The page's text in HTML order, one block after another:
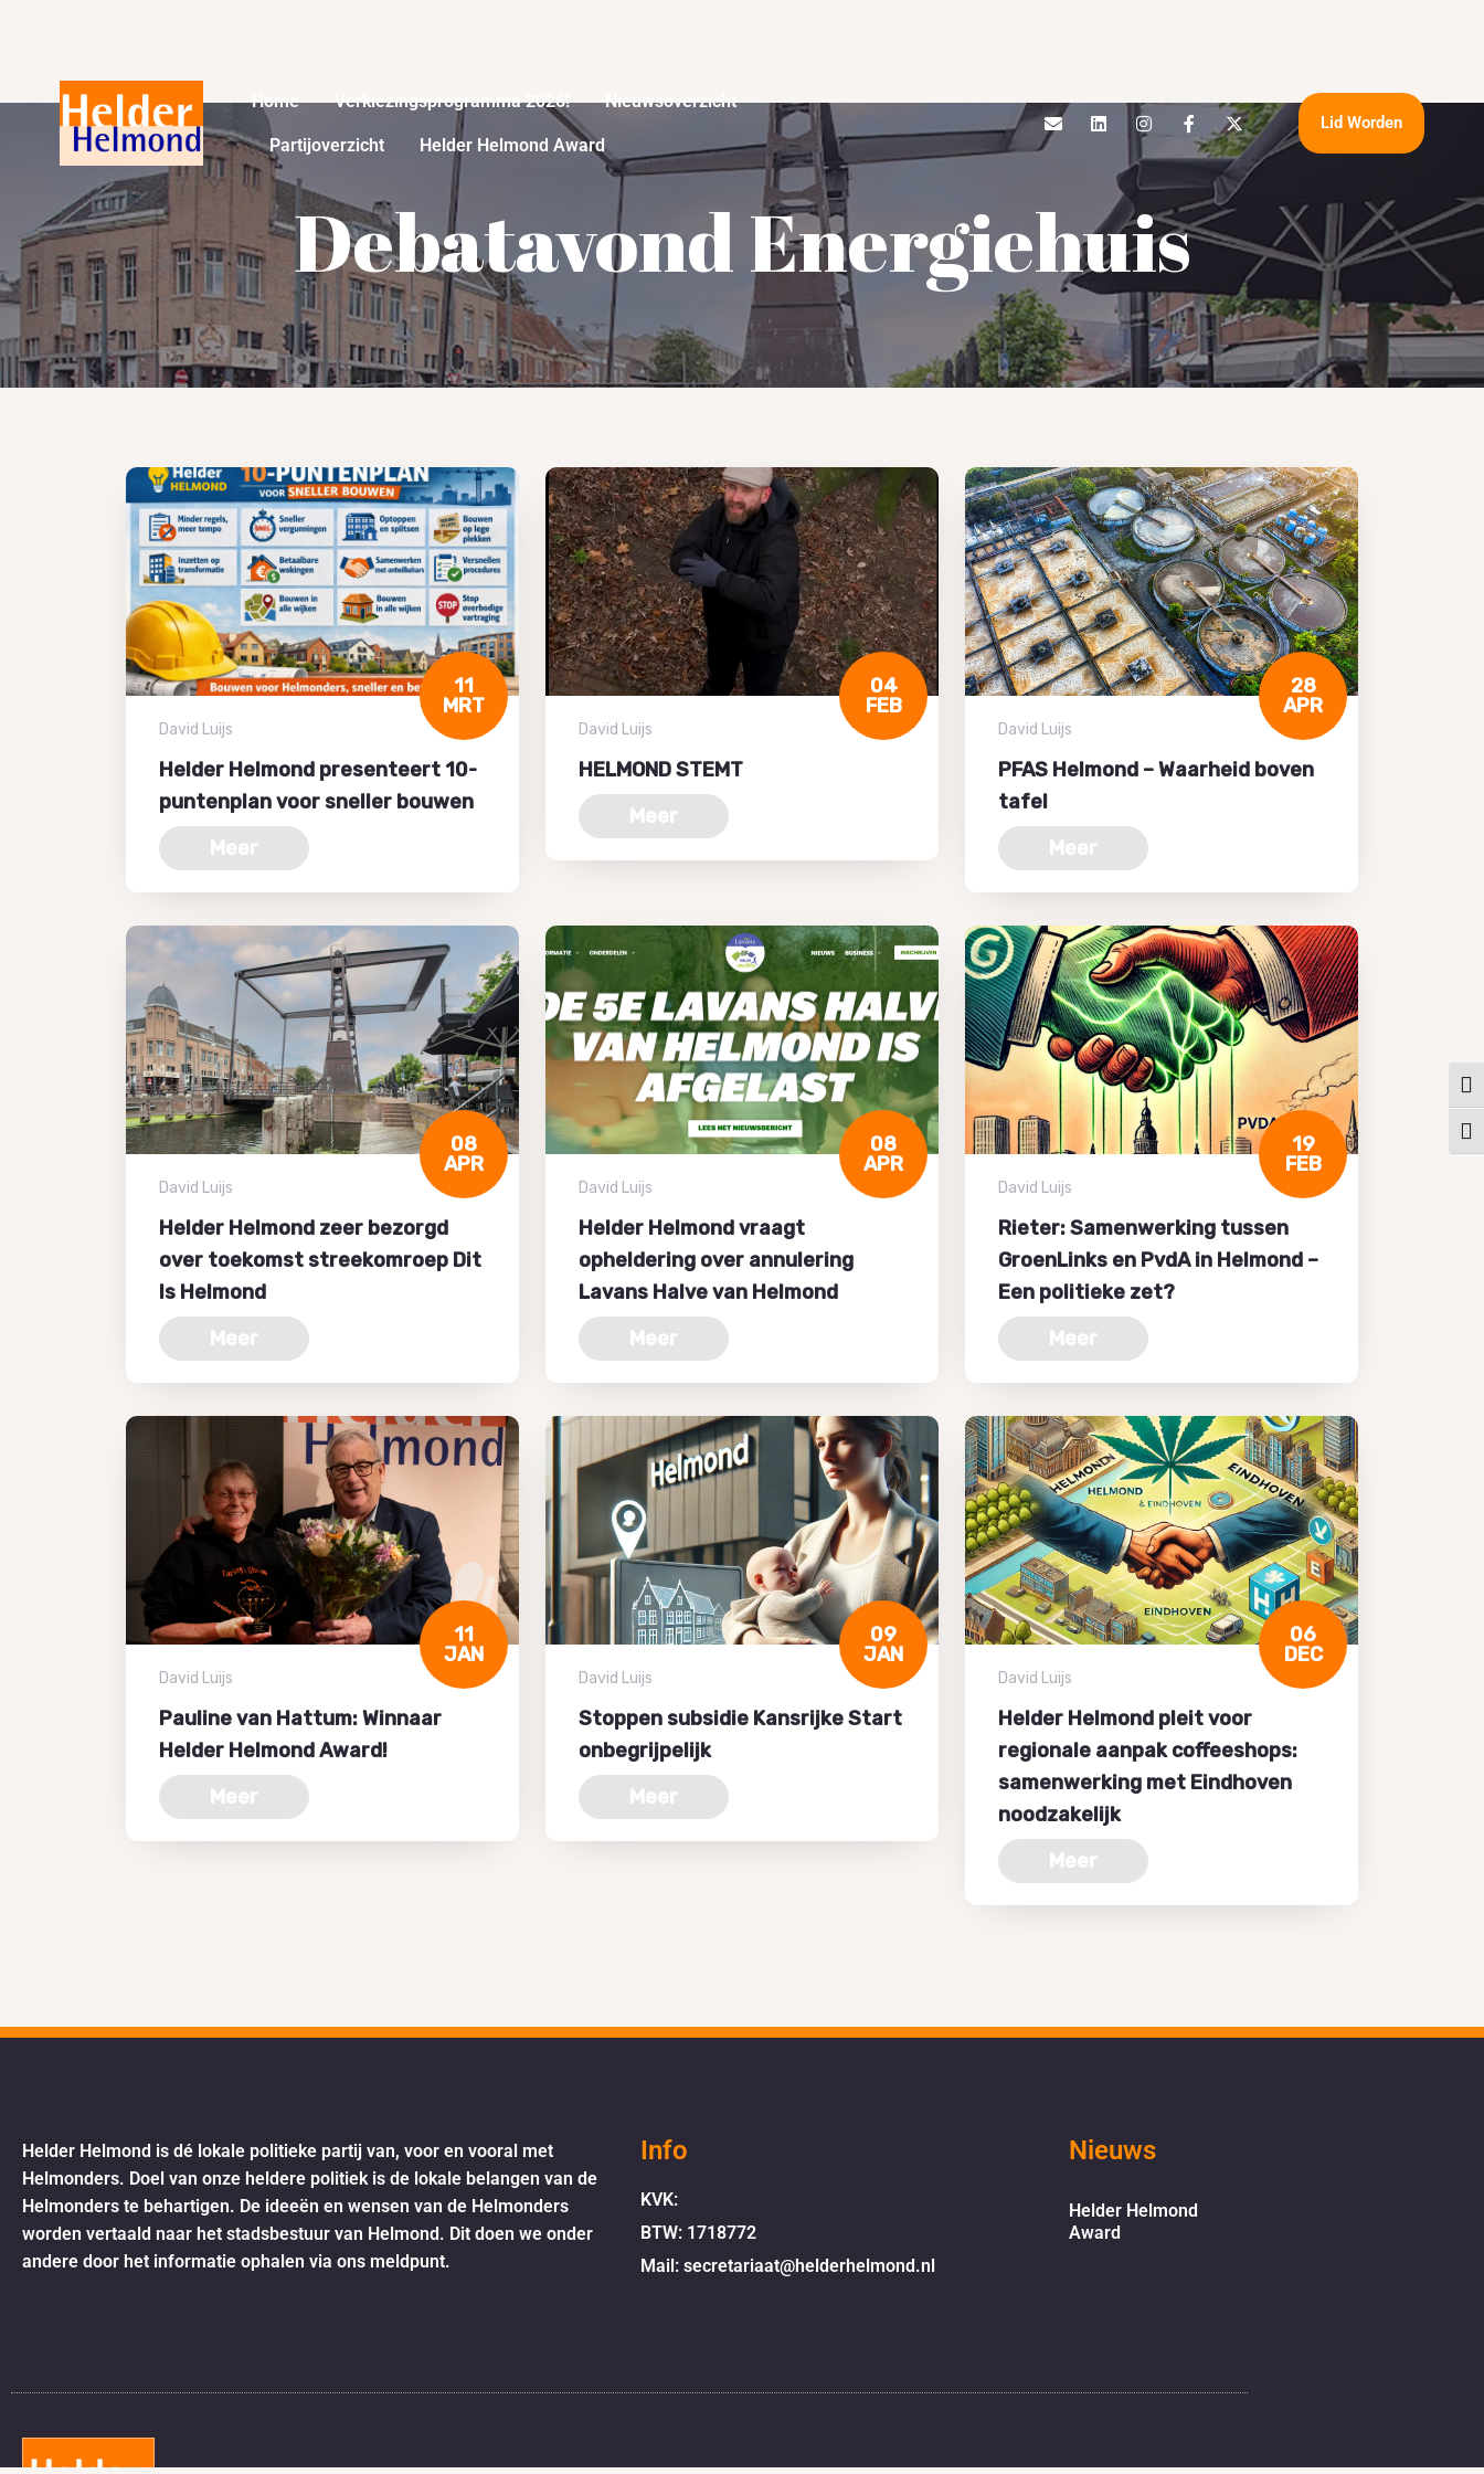
Home Verkiezingsprogramma 2026! Nieuwsoverzicht
Partijoverzicht Helder Helmond Award
Lid Worden
Debatavond Energiehuis
11
MRT
David Luijs
Helder Helmond presenteert 10-
puntenplan voor sneller bouwen
Meer
04
FEB
David Luijs
HELMOND STEMT
Meer
28
APR
David Luijs
PFAS Helmond – Waarheid boven
tafel
Meer
08
APR
David Luijs
Helder Helmond zeer bezorgd
over toekomst streekomroep Dit
Is Helmond
Meer
08
APR
David Luijs
Helder Helmond vraagt
opheldering over annulering
Lavans Halve van Helmond
Meer
19
FEB
David Luijs
Rieter: Samenwerking tussen
GroenLinks en PvdA in Helmond –
Een politieke zet?
Meer
11
JAN
David Luijs
Pauline van Hattum: Winnaar
Helder Helmond Award!
Meer
09
JAN
David Luijs
Stoppen subsidie Kansrijke Start
onbegrijpelijk
Meer
06
DEC
David Luijs
Helder Helmond pleit voor
regionale aanpak coffeeshops:
samenwerking met Eindhoven
noodzakelijk
Meer
Helder Helmond is dé lokale politieke partij van, voor en vooral met
Helmonders. Doel van onze heldere politiek is de lokale belangen van de
Helmonders te behartigen. De ideeën en wensen van de Helmonders
worden vertaald naar het stadsbestuur van Helmond. Dit doen we onder
andere door het informatie ophalen via ons meldpunt.
Info
KVK:
BTW: 1718772
Mail: secretariaat@helderhelmond.nl
Nieuws
Helder Helmond
Award